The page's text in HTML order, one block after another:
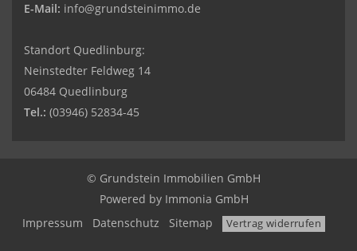
E-Mail: info@grundsteinimmo.de
Standort Quedlinburg:
Neinstedter Feldweg 14
06484 Quedlinburg
Tel.: (03946) 52834-45
© Grundstein Immobilien GmbH
Powered by Immonia GmbH
Impressum
Datenschutz Sitemap Vertrag widerrufen